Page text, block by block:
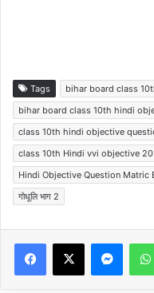
Tags
bihar board class
bihar board class 10th hindi
class 10th hindi objective
class 10th Hindi vvi objective
Hindi Objective Question Matric
गोधूलि भाग 2
Facebook
X